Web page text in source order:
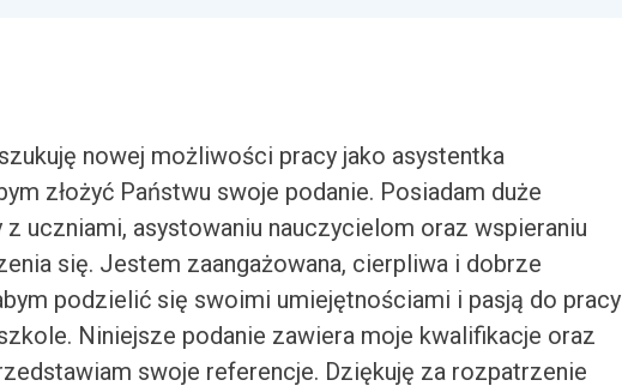
nowej możliwości pracy jako asystentka
złożyć Państwu swoje podanie. Posiadam duże
uczniami, asystowaniu nauczycielom oraz wspieraniu
się. Jestem zaangażowana, cierpliwa i dobrze
podzielić się swoimi umiejętnościami i pasją do pracy
Niniejsze podanie zawiera moje kwalifikacje oraz
swoje referencje. Dziękuję za rozpatrzenie